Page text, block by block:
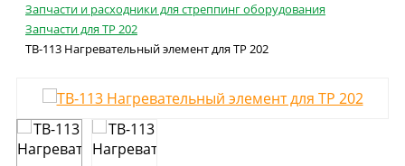
Запчасти и расходники для стреппинг оборудования
Запчасти для TP 202
TB-113 Нагревательный элемент для TP 202